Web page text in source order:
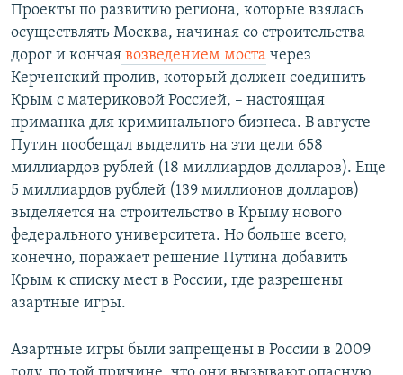
Проекты по развитию региона, которые взялась
осуществлять Москва, начиная со строительства
дорог и кончая возведением моста через
Керченский пролив, который должен соединить
Крым с материковой Россией, – настоящая
приманка для криминального бизнеса. В августе
Путин пообещал выделить на эти цели 658
миллиардов рублей (18 миллиардов долларов). Еще
5 миллиардов рублей (139 миллионов долларов)
выделяется на строительство в Крыму нового
федерального университета. Но больше всего,
конечно, поражает решение Путина добавить
Крым к списку мест в России, где разрешены
азартные игры.
Азартные игры были запрещены в России в 2009